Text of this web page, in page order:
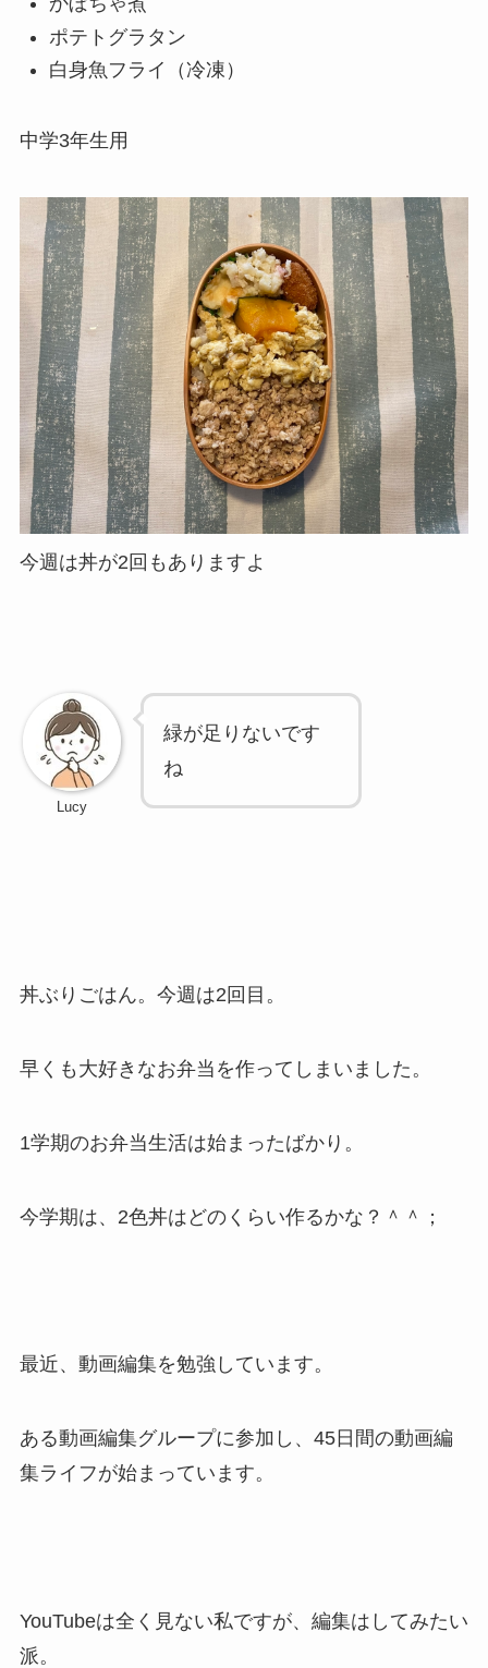
ポテトグラタン
白身魚フライ（冷凍）
中学3年生用
今週は丼が2回もありますよ
緑が足りないです
ね
丼ぶりごはん。今週は2回目。
早くも大好きなお弁当を作ってしまいました。
1学期のお弁当生活は始まったばかり。
今学期は、2色丼はどのくらい作るかな？＾＾；
最近、動画編集を勉強しています。
ある動画編集グループに参加し、45日間の動画編
集ライフが始まっています。
YouTubeは全く見ない私ですが、編集はしてみたい
派。